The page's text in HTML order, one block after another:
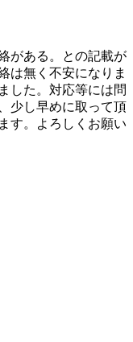
がある。との記載が
は無く不安になりま
した。対応等には問
少し早めに取って頂
す。よろしくお願い